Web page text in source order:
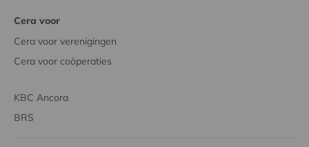
Cera voor
Cera voor verenigingen
Cera voor coöperaties
KBC Ancora
BRS